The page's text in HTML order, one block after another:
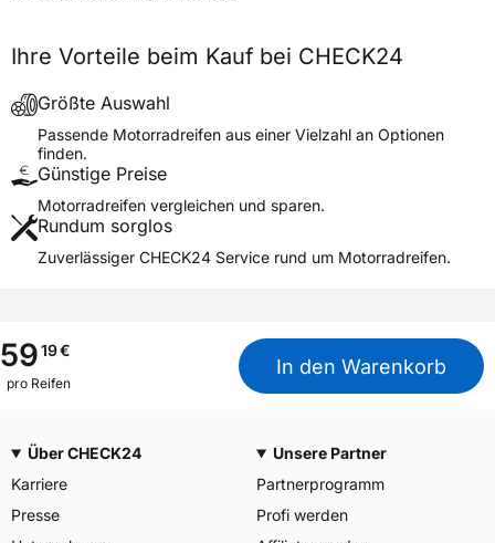
Herstellerkontakt
MICHELIN, place des
Ihre Vorteile beim Kauf bei CHECK24
Größte Auswahl
Passende Motorradreifen aus einer Vielzahl an Optionen
finden.
Günstige Preise
Motorradreifen vergleichen und sparen.
Rundum sorglos
Zuverlässiger CHECK24 Service rund um Motorradreifen.
5919€
pro Reifen
In den Warenkorb
Über CHECK24
Karriere
Presse
Unsere Partner
Partnerprogramm
Profi werden